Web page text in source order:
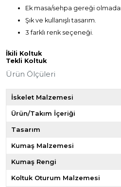
Ek masa/sehpa gereği
Şık ve kullanışlı tasarım.
3 farklı renk seçeneği.
Ürün Ölçüleri
İkili Koltuk
Tekli Koltuk
İskelet Malzemesi
Ürün/Takım İçeriği
Tasarım
Kumaş Malzemesi
Kumaş Rengi
Koltuk Oturum Malzemesi